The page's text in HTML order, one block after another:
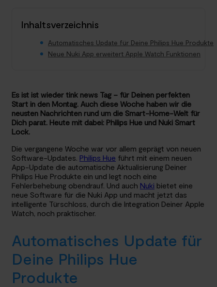
Inhaltsverzeichnis
Automatisches Update für Deine Philips Hue Produkte
Neue Nuki App erweitert Apple Watch Funktionen
Es ist ist wieder tink news Tag – für Deinen perfekten
Start in den Montag. Auch diese Woche haben wir die
neusten Nachrichten rund um die Smart-Home-Welt für
Dich parat. Heute mit dabei: Philips Hue und Nuki Smart
Lock.
Die vergangene Woche war vor allem geprägt von neuen
Software-Updates. Philips Hue führt mit einem neuen
App-Update die automatische Aktualisierung Deiner
Philips Hue Produkte ein und legt noch eine
Fehlerbehebung obendrauf. Und auch Nuki bietet eine
neue Software für die Nuki App und macht jetzt das
intelligente Türschloss, durch die Integration Deiner Apple
Watch, noch praktischer.
Automatisches Update für
Deine Philips Hue
Produkte